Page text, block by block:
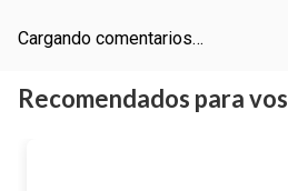
Cargando comentarios…
Recomendados para vos